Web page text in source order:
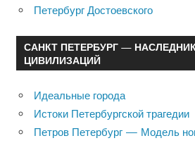
Петербург Достоевского
САНКТ ПЕТЕРБУРГ —
ЦИВИЛИЗАЦИЙ
Идеальные города
Истоки Петербургской трагедии
Петров Петербург — Модель